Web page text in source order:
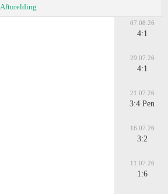
Afturelding
07.08.26
4:1
29.07.26
4:1
21.07.26
3:4 Pen
16.07.26
3:2
11.07.26
1:6